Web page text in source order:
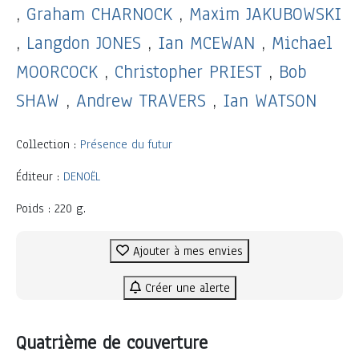
, Graham CHARNOCK , Maxim JAKUBOWSKI
, Langdon JONES , Ian MCEWAN , Michael
MOORCOCK , Christopher PRIEST , Bob
SHAW , Andrew TRAVERS , Ian WATSON
Collection : Présence du futur
Éditeur : DENOËL
Poids : 220 g.
Ajouter à mes envies
Créer une alerte
Quatrième de couverture